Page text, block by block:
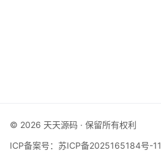
© 2026 天天源码 · 保留所有权利
ICP备案号： 苏ICP备2025165184号-11